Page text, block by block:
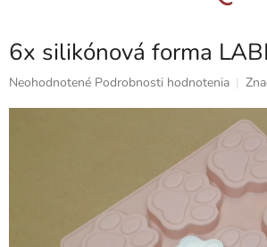
6x silikónová forma
Priemerné
Neohodnotené Podrobnosti hodnotenia